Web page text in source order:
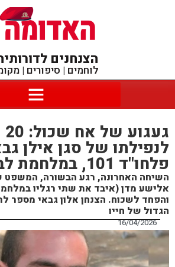
הצנחנים
לוחמים | סיפורים |
לנפילתו של סגן אילן
פלחו"ד 101, במלחמת לבנון השנייה
השיחה האחרונה, רגע הבשורה, המשפט
אלישע מדן (איבד את שתי רגליו
והפחד לשכוח. הצנחן אלון גבאי מספר
הגדול של חייו
16/04/2026